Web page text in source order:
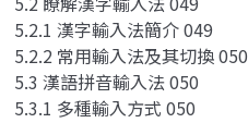
5.2.1 漢字輸入法簡介 049
5.2.2 常用輸入法及其切換 050
5.3 漢語拼音輸入法 050
5.3.1 多種輸入方式 050